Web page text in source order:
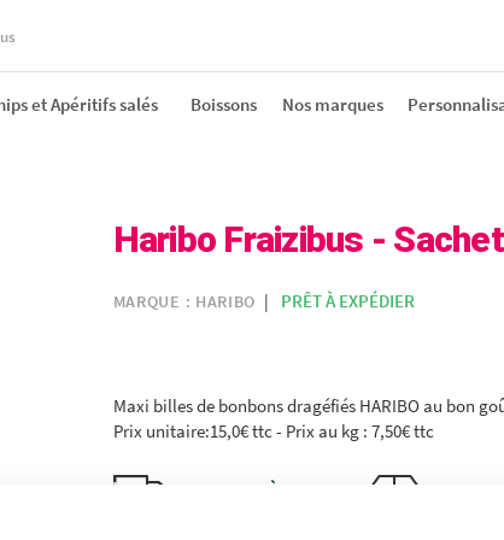
et Apéritifs salés Boissons Nos marques
Haribo Fraizibus -
MARQUE : HARIBO PRÊT À EXPÉDIER
Maxi billes de bonbons dragéfiés HARIBO au bon
Prix unitaire:15,0€ ttc - Prix au kg : 7,50€ ttc
LIVRAISON À DOMICILE